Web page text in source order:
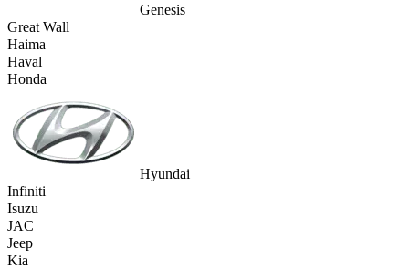
Genesis
Great Wall
Haima
Haval
Honda
Hyundai
Infiniti
Isuzu
JAC
Jeep
Kia